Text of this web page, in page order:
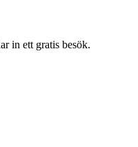
in ett gratis besök.